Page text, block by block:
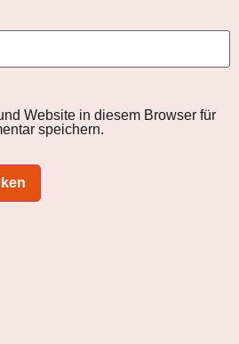
Website in diesem Browser für
speichern.